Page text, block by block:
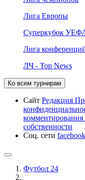
Лига Европы
Суперкубок
Лига
ЛЧ - Top News
Ко всем турнирам
Сайт Редакция
комментирования
собственности
Соц. сети facebook
Футбол 24